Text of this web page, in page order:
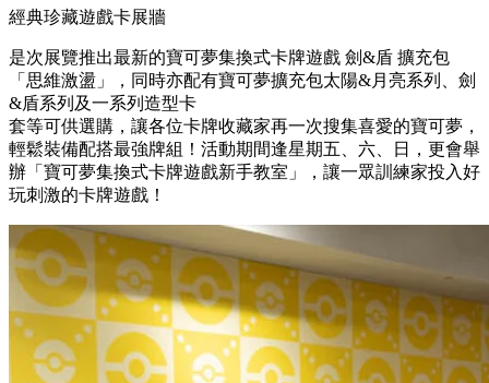
經典珍藏遊戲卡展牆
是次展覽推出最新的寶可夢集換式卡牌遊戲 劍&盾 擴充包
「思維激盪」，同時亦配有寶可夢擴充包太陽&月亮系列、劍
&盾系列及一系列造型卡
套等可供選購，讓各位卡牌收藏家再一次搜集喜愛的寶可夢，
輕鬆裝備配搭最強牌組！活動期間逢星期五、六、日，更會舉
辦「寶可夢集換式卡牌遊戲新手教室」，讓一眾訓練家投入好
玩刺激的卡牌遊戲！